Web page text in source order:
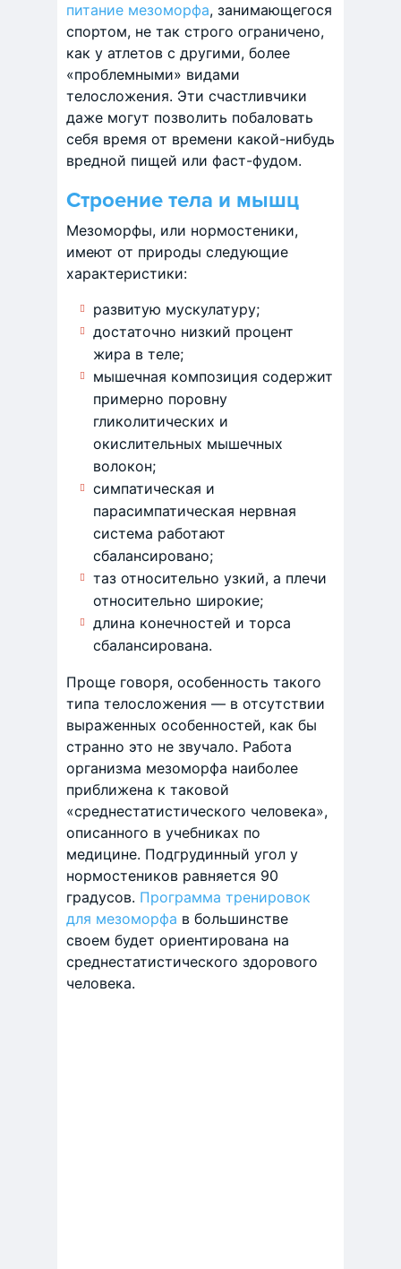
питание мезоморфа, занимающегося
спортом, не так строго ограничено,
как у атлетов с другими, более
«проблемными» видами
телосложения. Эти счастливчики
даже могут позволить побаловать
себя время от времени какой-нибудь
вредной пищей или фаст-фудом.
Строение тела и мышц
Мезоморфы, или нормостеники,
имеют от природы следующие
характеристики:
развитую мускулатуру;
достаточно низкий процент
жира в теле;
мышечная композиция содержит
примерно поровну
гликолитических и
окислительных мышечных
волокон;
симпатическая и
парасимпатическая нервная
система работают
сбалансировано;
таз относительно узкий, а плечи
относительно широкие;
длина конечностей и торса
сбалансирована.
Проще говоря, особенность такого
типа телосложения — в отсутствии
выраженных особенностей, как бы
странно это не звучало. Работа
организма мезоморфа наиболее
приближена к таковой
«среднестатистического человека»,
описанного в учебниках по
медицине. Подгрудинный угол у
нормостеников равняется 90
градусов. Программа тренировок
для мезоморфа в большинстве
своем будет ориентирована на
среднестатистического здорового
человека.